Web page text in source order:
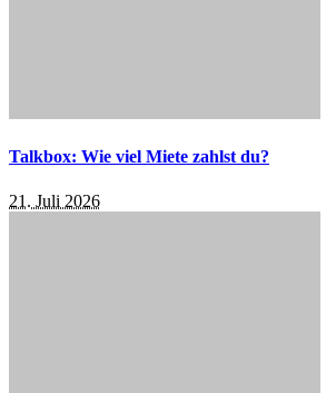
Talkbox: Wie viel Miete zahlst du?
21. Juli 2026